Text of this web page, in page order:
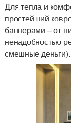
Для тепла и
простейший
баннерами – от
ненадобностью
смешные деньги).